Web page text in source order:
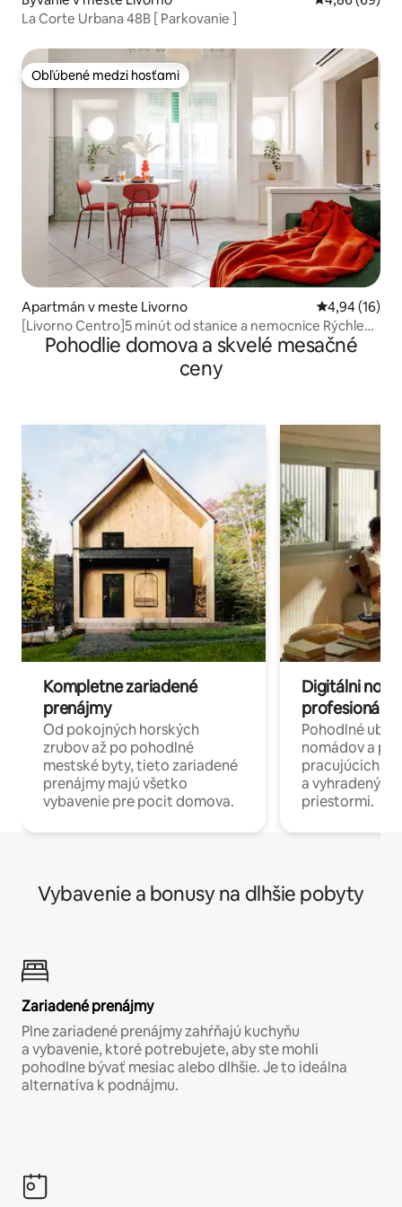
La Corte Urbana 48B [ Parkovanie ]
Obľúbené medzi hosťami
Obľúbené medzi hosťami
Apartmán v meste Livorno Priemerné
4,94 (16)
[Livorno Centro]5 minút od stanice a nemocnice Rýchle
Wi-FiPohodlie domova a skvelé mesačné
ceny
Kompletne zariadené
prenájmy
Od pokojných horských
zrubov až po pohodlné
mestské byty, tieto zariadené
prenájmy majú všetko
vybavenie pre pocit domova.
Digitálni
profesionáli
Pohodlné
nomádov a
pracujúcich
a
priestormi.
Vybavenie a bonusy na dlhšie pobyty
Zariadené prenájmy
Plne zariadené prenájmy zahŕňajú kuchyňu
a vybavenie, ktoré potrebujete, aby ste mohli
pohodlne bývať mesiac alebo dlhšie. Je to ideálna
alternatíva k podnájmu.